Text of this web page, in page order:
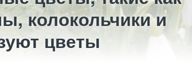
колокольчики и
цветы